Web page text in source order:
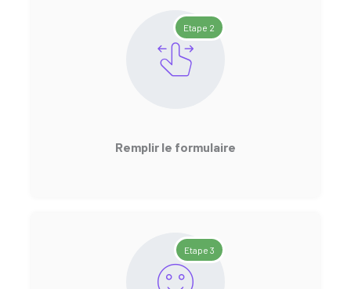
Etape 2
Remplir le formulaire
Etape 3